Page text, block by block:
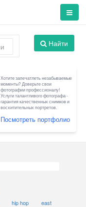
Найти
Хотите запечатлеть незабываемые
моменты? Доверьте свои
фотографии профессионалу!
Услуги талантливого фотографа -
гарантия качественных снимков и
восхитительных портретов.
Посмотреть портфолио
hip hop
east